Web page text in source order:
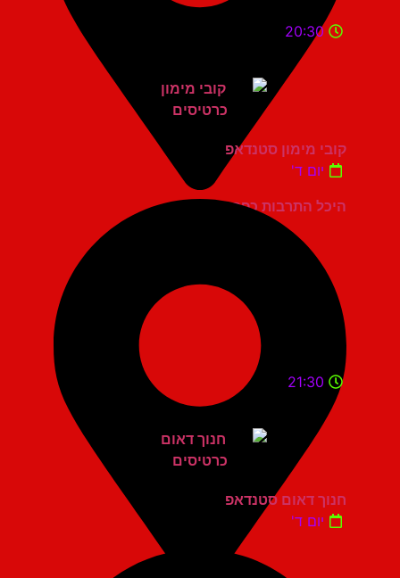
היכל התרבות כפר סבא
20:30
קובי מימון סטנדאפ
יום ד'
21:30
חנוך דאום סטנדאפ
יום ד'